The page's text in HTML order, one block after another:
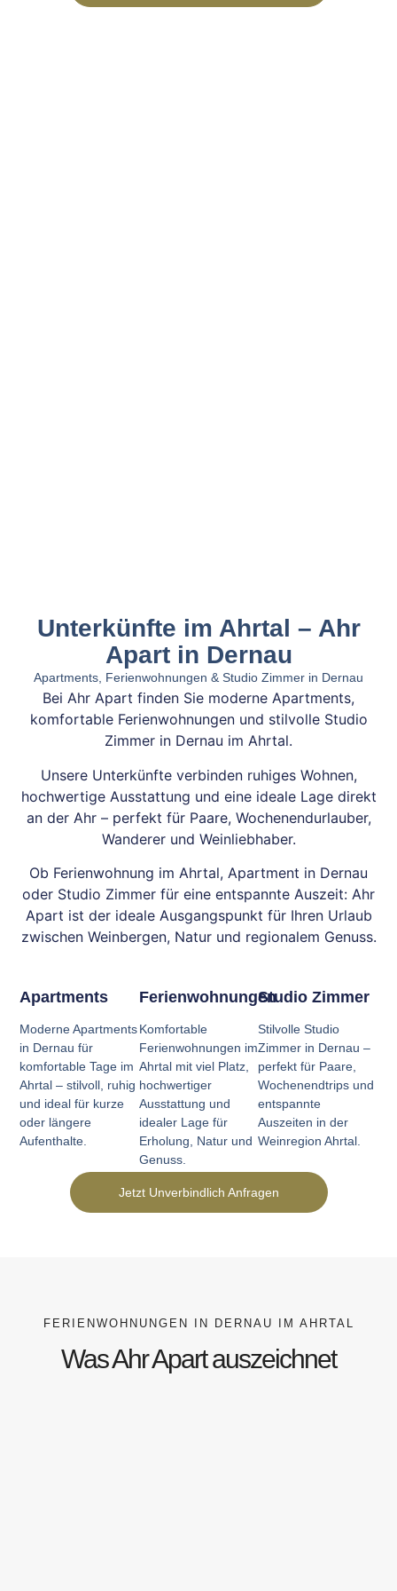
Unterkünfte im Ahrtal – Ahr
Apart in Dernau
Apartments, Ferienwohnungen & Studio Zimmer in Dernau
Bei Ahr Apart finden Sie moderne Apartments,
komfortable Ferienwohnungen und stilvolle Studio
Zimmer in Dernau im Ahrtal.
Unsere Unterkünfte verbinden ruhiges Wohnen,
hochwertige Ausstattung und eine ideale Lage direkt
an der Ahr – perfekt für Paare, Wochenendurlauber,
Wanderer und Weinliebhaber.
Ob Ferienwohnung im Ahrtal, Apartment in Dernau
oder Studio Zimmer für eine entspannte Auszeit: Ahr
Apart ist der ideale Ausgangspunkt für Ihren Urlaub
zwischen Weinbergen, Natur und regionalem Genuss.
Apartments
Moderne Apartments
in Dernau für
komfortable Tage im
Ahrtal – stilvoll, ruhig
und ideal für kurze
oder längere
Aufenthalte.
Ferienwohnungen
Komfortable
Ferienwohnungen im
Ahrtal mit viel Platz,
hochwertiger
Ausstattung und
idealer Lage für
Erholung, Natur und
Genuss.
Studio Zimmer
Stilvolle Studio
Zimmer in Dernau –
perfekt für Paare,
Wochenendtrips und
entspannte
Auszeiten in der
Weinregion Ahrtal.
Jetzt Unverbindlich Anfragen
FERIENWOHNUNGEN IN DERNAU IM AHRTAL
Was Ahr Apart auszeichnet